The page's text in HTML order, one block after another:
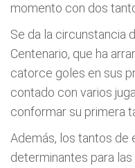
momento con dos
Se da la circunstancia
Centenario, que ha
catorce goles en sus
contado con varios
conformar su primera
Además, los tantos de
determinantes para